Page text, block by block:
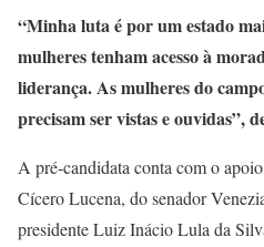
“Minha luta é por um estado
mulheres tenham acesso à
liderança. As mulheres do
precisam ser vistas e ouvidas”,
A pré-candidata conta com o
Cícero Lucena, do senador
presidente Luiz Inácio Lula da